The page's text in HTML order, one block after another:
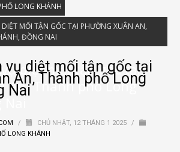
LONG KHÁNH
MỐI TẬN GỐC TẠI PHƯỜNG XUÂN AN,
ĐỒNG NAI
diệt mối tận gốc tại
An, Thành phố Long
vụ diệt mối tận gốc tại
An, Thành phố Long
Nai
/ CHỦ NHẬT, 12 THÁNG 1 2025
/
LONG KHÁNH